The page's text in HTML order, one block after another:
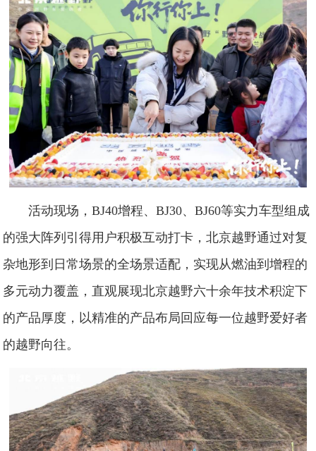
活动现场，BJ40增程、BJ30、BJ60等实力车型组成
的强大阵列引得用户积极互动打卡，北京越野通过对复
杂地形到日常场景的全场景适配，实现从燃油到增程的
多元动力覆盖，直观展现北京越野六十余年技术积淀下
的产品厚度，以精准的产品布局回应每一位越野爱好者
的越野向往。